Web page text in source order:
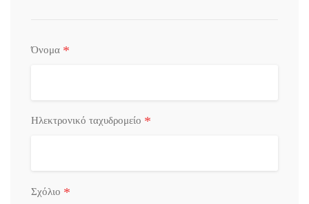
Όνομα *
Ηλεκτρονικό ταχυδρομείο *
Σχόλιο *